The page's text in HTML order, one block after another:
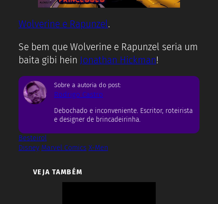
Wolverine e Rapunzel.
Se bem que Wolverine e Rapunzel seria um
baita gibi hein Jonathan Hickman!
Sobre a autoria do post:
Rodrigo Castro
Debochado e inconveniente. Escritor, roteirista
e designer de brincadeirinha.
Besteirol
Disney Marvel Comics X-Men
VEJA TAMBÉM